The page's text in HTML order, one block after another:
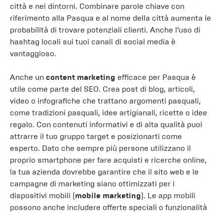
città e nei dintorni. Combinare parole chiave con
riferimento alla Pasqua e al nome della città aumenta le
probabilità di trovare potenziali clienti. Anche l’uso di
hashtag locali sui tuoi canali di social media è
vantaggioso.
Anche un content marketing efficace per Pasqua è
utile come parte del SEO. Crea post di blog, articoli,
video o infografiche che trattano argomenti pasquali,
come tradizioni pasquali, idee artigianali, ricette o idee
regalo. Con contenuti informativi e di alta qualità puoi
attrarre il tuo gruppo target e posizionarti come
esperto. Dato che sempre più persone utilizzano il
proprio smartphone per fare acquisti e ricerche online,
la tua azienda dovrebbe garantire che il sito web e le
campagne di marketing siano ottimizzati per i
dispositivi mobili (mobile marketing). Le app mobili
possono anche includere offerte speciali o funzionalità